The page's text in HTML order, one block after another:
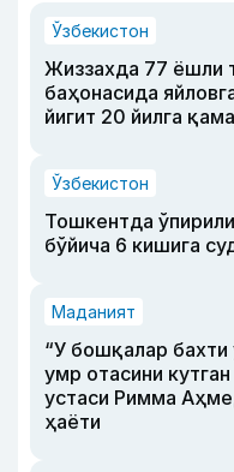
Ўзбекистон
Жиззахда 77 ёшли
баҳонасида
йигит 20 йилга
Ўзбекистон
Тошкентда
бўйича 6 кишига
Маданият
“У бошқалар бахти
умр отасини
устаси Римма
ҳаёти